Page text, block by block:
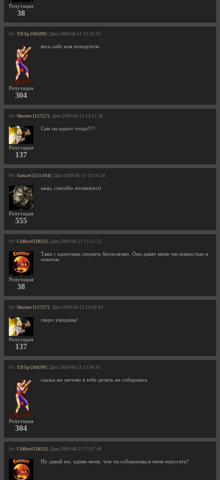
Репутация
38
От: YDAp [304|90] | Дата 2009-06-21 13:20:33
Репутация
304
весь сайт мля попортили
От: Shooter [137|27] | Дата 2009-06-21 13:17:38
Репутация
137
Сам ты идиот тогда!!!!
От: Samael [555|104] | Дата 2009-06-21 13:16:58
Репутация
555
ыыы, спасибо посмеялсо)
От: Clifford [38|32] | Дата 2009-06-21 13:15:52
Репутация
38
Таки с идиотами спорить бесполезно. Они давят меня численностью и
опытом.
От: Shooter [137|27] | Дата 2009-06-21 13:09:04
Репутация
137
скоро увидишь!
От: YDAp [304|90] | Дата 2009-06-21 13:08:41
Репутация
304
сказал же ничево я тебе делать не собираюсь
От: Clifford [38|32] | Дата 2009-06-21 13:07:40
Ну давай же, удиви меня, чем ты собираешься меня напугать?